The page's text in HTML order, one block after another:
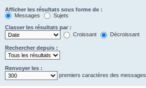
Afficher les résultats sous forme de :
Messages
Sujets
Classer les résultats par :
Croissant
Décroissant
Rechercher depuis :
Renvoyer les :
premiers caractères des messages